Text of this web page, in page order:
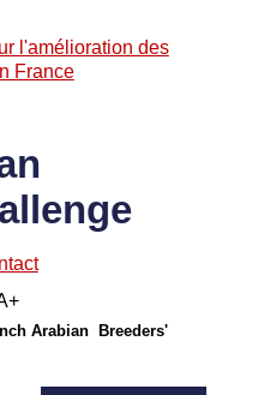
l'amélioration des
France
Arabian Breeders'